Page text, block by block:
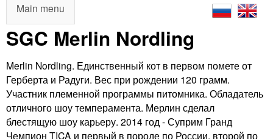
d
l
i
n
M
a
n
m
e
Main menu
SGC Merlin Nordling
Merlin Nordling. Единственный кот в первом помете от
Герберта и Радуги. Вес при рождении 120 грамм.
Участник племенной программы питомника. Обладатель
отличного шоу темперамента. Мерлин сделал
блестящую шоу карьеру. 2014 год - Суприм Гранд
Чемпион TICA и первый в породе по России, второй по